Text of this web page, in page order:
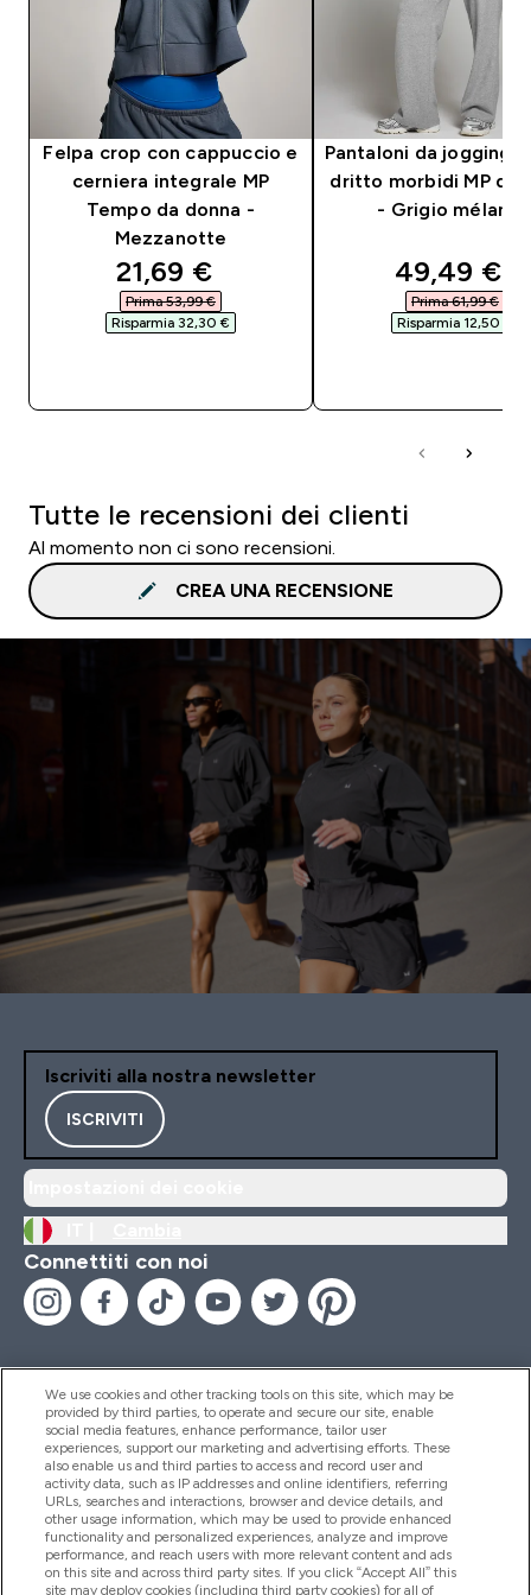
Felpa crop con cappuccio e
cerniera integrale MP
Tempo da donna -
Mezzanotte
discounted price
21,69 €‎
Prima 53,99 €‎
Risparmia 32,30 €‎
Pantaloni da jogging
dritto morbidi MP da
- Grigio
49,49 €‎
Prima 61,99 €‎
Risparmia 12,50 €‎
Tutte le recensioni dei clienti
Al momento non ci sono recensioni.
CREA UNA RECENSIONE
Iscriviti alla nostra newsletter
ISCRIVITI
Connettiti con noi
Aiuto & Informazioni
Prodotti
Chi Siamo
We use cookies and other tracking tools on this site, which may be
provided by third parties, to operate and secure our site, enable
social media features, enhance performance, tailor user
experiences, support our marketing and advertising efforts. These
also enable us and third parties to access and record user and
activity data, such as IP addresses and online identifiers, referring
URLs, searches and interactions, browser and device details, and
other usage information, which may be used to provide enhanced
functionality and personalized experiences, analyze and improve
performance, and reach users with more relevant content and ads
on this site and across third party sites. If you click “Accept All” this
site may deploy cookies (including third party cookies) for all of